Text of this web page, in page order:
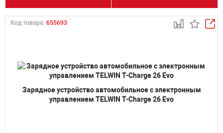
Код товара: 655693
Зарядное устройство автомобильное с электронным
управлением TELWIN T-Charge 26 Evo